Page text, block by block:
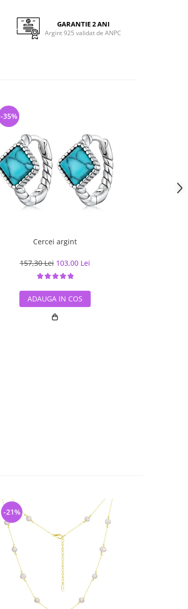
GARANTIE 2 ANI
Argint 925 validat de ANPC
Cercei argint
157,30 Lei 103,00 Lei
-35%
ADAUGA IN COS
-21%